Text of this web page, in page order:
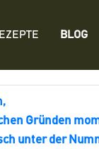
BLOG
Gründen
unter der